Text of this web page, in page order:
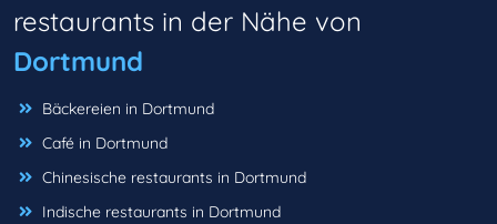
restaurants in der Nähe von
Dortmund
Bäckereien in Dortmund
Café in Dortmund
Chinesische restaurants in Dortmund
Indische restaurants in Dortmund